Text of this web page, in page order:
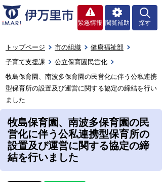
緊急情報 閲覧補助 探す
トップページ 市の組織
健康福祉部
子育て支援課
公立保育園民営化
牧島保育園、南波多保育園の民営化に伴う公私連携
型保育所の設置及び運営に関する協定の締結を行い
ました
牧島保育園、南波多保育園の民
営化に伴う公私連携型保育所の
設置及び運営に関する協定の締
結を行いました